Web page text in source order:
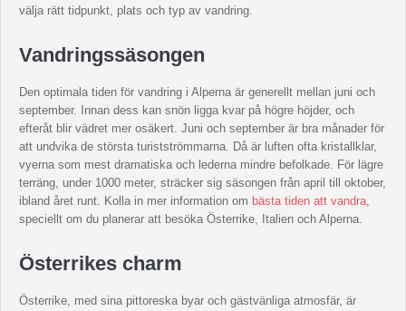
välja rätt tidpunkt, plats och typ av vandring.
Vandringssäsongen
Den optimala tiden för vandring i Alperna är generellt mellan juni och
september. Innan dess kan snön ligga kvar på högre höjder, och
efteråt blir vädret mer osäkert. Juni och september är bra månader för
att undvika de största turistströmmarna. Då är luften ofta kristallklar,
vyerna som mest dramatiska och lederna mindre befolkade. För lägre
terräng, under 1000 meter, sträcker sig säsongen från april till oktober,
ibland året runt. Kolla in mer information om bästa tiden att vandra,
speciellt om du planerar att besöka Österrike, Italien och Alperna.
Österrikes charm
Österrike, med sina pittoreska byar och gästvänliga atmosfär, är